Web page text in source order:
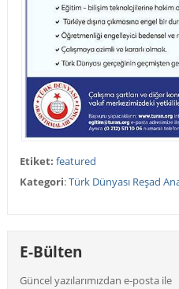
Etiket: featured
Kategori:Türk Dünyası Reşad
E-Bülten
Güncel yazılarımızdan e-posta ile